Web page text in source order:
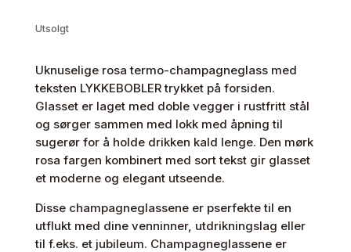
Utsolgt
Uknuselige rosa termo-champagneglass med
teksten LYKKEBOBLER trykket på forsiden.
Glasset er laget med doble vegger i rustfritt stål
og sørger sammen med lokk med åpning til
sugerør for å holde drikken kald lenge. Den mørk
rosa fargen kombinert med sort tekst gir glasset
et moderne og elegant utseende.
Disse champagneglassene er pserfekte til en
utflukt med dine venninner, utdrikningslag eller
til f.eks. et jubileum. Champagneglassene er